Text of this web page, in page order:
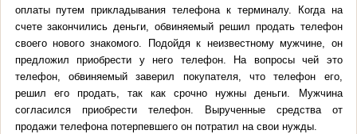
оплаты путем прикладывания телефона к терминалу. Когда на
счете закончились деньги, обвиняемый решил продать телефон
своего нового знакомого. Подойдя к неизвестному мужчине, он
предложил приобрести у него телефон. На вопросы чей это
телефон, обвиняемый заверил покупателя, что телефон его,
решил его продать, так как срочно нужны деньги. Мужчина
согласился приобрести телефон. Вырученные средства от
продажи телефона потерпевшего он потратил на свои нужды.